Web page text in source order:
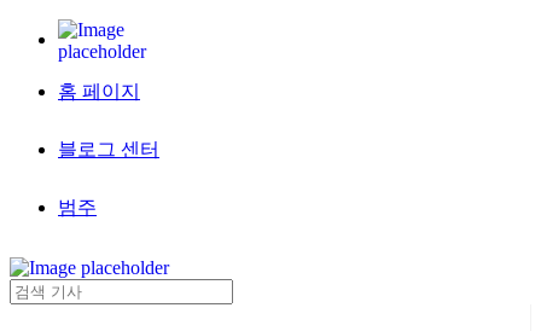
홈 페이지
블로그 센터
범주